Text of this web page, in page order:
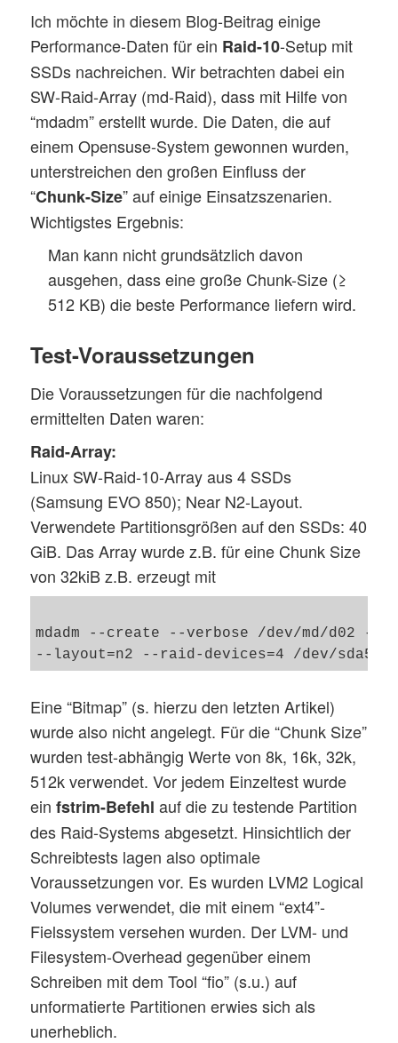
Ich möchte in diesem Blog-Beitrag einige
Performance-Daten für ein Raid-10-Setup mit
SSDs nachreichen. Wir betrachten dabei ein
SW-Raid-Array (md-Raid), dass mit Hilfe von
“mdadm” erstellt wurde. Die Daten, die auf
einem Opensuse-System gewonnen wurden,
unterstreichen den großen Einfluss der
“Chunk-Size” auf einige Einsatzszenarien.
Wichtigstes Ergebnis:
Man kann nicht grundsätzlich davon
ausgehen, dass eine große Chunk-Size (≥
512 KB) die beste Performance liefern wird.
Test-Voraussetzungen
Die Voraussetzungen für die nachfolgend
ermittelten Daten waren:
Raid-Array:
Linux SW-Raid-10-Array aus 4 SSDs
(Samsung EVO 850); Near N2-Layout.
Verwendete Partitionsgrößen auf den SSDs: 40
GiB. Das Array wurde z.B. für eine Chunk Size
von 32kiB z.B. erzeugt mit
mdadm --create --verbose /dev/md/d02 --
Eine “Bitmap” (s. hierzu den letzten Artikel)
wurde also nicht angelegt. Für die “Chunk Size”
wurden test-abhängig Werte von 8k, 16k, 32k,
512k verwendet. Vor jedem Einzeltest wurde
einfstrim-Befehl auf die zu testende Partition
des Raid-Systems abgesetzt. Hinsichtlich der
Schreibtests lagen also optimale
Voraussetzungen vor. Es wurden LVM2 Logical
Volumes verwendet, die mit einem “ext4”-
Fielssystem versehen wurden. Der LVM- und
Filesystem-Overhead gegenüber einem
Schreiben mit dem Tool “fio” (s.u.) auf
unformatierte Partitionen erwies sich als
unerheblich.